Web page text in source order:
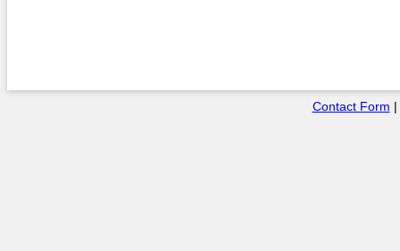
Contact Form |